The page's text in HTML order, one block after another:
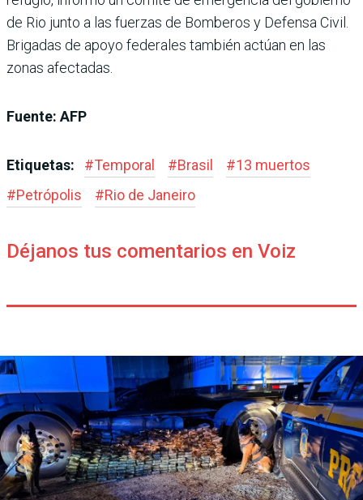
de Rio junto a las fuerzas de Bomberos y Defensa Civil.
Brigadas de apoyo federales también actúan en las
zonas afectadas.
Fuente: AFP
Etiquetas: #Temporal #Brasil #13 muertos
#Petrópolis #Rio de Janeiro
Déjanos tus comentarios en Voiz